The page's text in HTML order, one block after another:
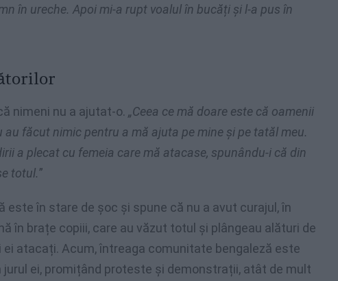
în ureche. Apoi mi-a rupt voalul în bucăți și l-a pus în
nimeni nu a ajutat-o. „Ceea ce mă doare este că oamenii
au făcut nimic pentru a mă ajuta pe mine și pe tatăl meu.
a plecat cu femeia care mă atacase, spunându-i că din
totul.”
este în stare de șoc și spune că nu a avut curajul, în
în brațe copiii, care au văzut totul și plângeau alături de
ei atacați. Acum, întreaga comunitate bengaleză este
jurul ei, promițând proteste și demonstrații, atât de mult